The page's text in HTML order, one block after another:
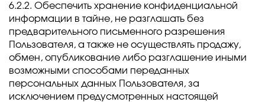
6.2.2. Обеспечить хранение конфиденциальной
информации в тайне, не разглашать без
предварительного письменного разрешения
Пользователя, а также не осуществлять продажу,
обмен, опубликование либо разглашение иными
возможными способами переданных
персональных данных Пользователя, за
исключением предусмотренных настоящей